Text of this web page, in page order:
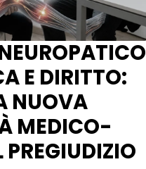
E DIRITTO:
NUOVA
MEDICO-
PREGIUDIZIO